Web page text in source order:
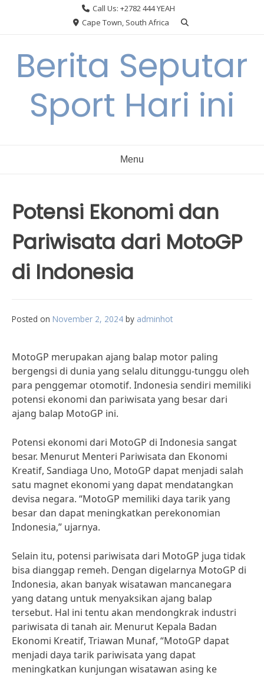
Call Us: +2782 444 YEAH
Cape Town, South Africa
Berita Seputar
Sport Hari ini
Menu
Potensi Ekonomi dan
Pariwisata dari MotoGP
di Indonesia
Posted on November 2, 2024 by adminhot
MotoGP merupakan ajang balap motor paling
bergengsi di dunia yang selalu ditunggu-tunggu oleh
para penggemar otomotif. Indonesia sendiri memiliki
potensi ekonomi dan pariwisata yang besar dari
ajang balap MotoGP ini.
Potensi ekonomi dari MotoGP di Indonesia sangat
besar. Menurut Menteri Pariwisata dan Ekonomi
Kreatif, Sandiaga Uno, MotoGP dapat menjadi salah
satu magnet ekonomi yang dapat mendatangkan
devisa negara. “MotoGP memiliki daya tarik yang
besar dan dapat meningkatkan perekonomian
Indonesia,” ujarnya.
Selain itu, potensi pariwisata dari MotoGP juga tidak
bisa dianggap remeh. Dengan digelarnya MotoGP di
Indonesia, akan banyak wisatawan mancanegara
yang datang untuk menyaksikan ajang balap
tersebut. Hal ini tentu akan mendongkrak industri
pariwisata di tanah air. Menurut Kepala Badan
Ekonomi Kreatif, Triawan Munaf, “MotoGP dapat
menjadi daya tarik pariwisata yang dapat
meningkatkan kunjungan wisatawan asing ke